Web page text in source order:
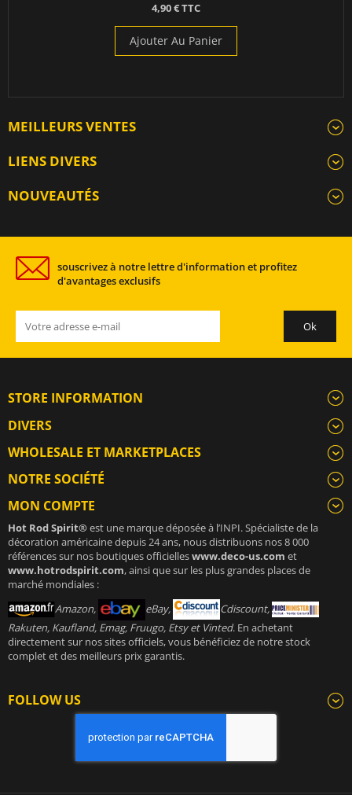
4,90 € TTC
Ajouter Au Panier
MEILLEURS VENTES
LIENS DIVERS
NOUVEAUTÉS
souscrivez à notre lettre d'information et profitez
d'avantages exclusifs
STORE INFORMATION
DIVERS
WHOLESALE ET MARKETPLACES
NOTRE SOCIÉTÉ
MON COMPTE
Hot Rod Spirit®est une marque déposée à l’INPI. Spécialiste de la
décoration américaine depuis 24 ans, nous distribuons nos 8 000
références sur nos boutiques officielleswww.deco-us.com et
www.hotrodspirit.com, ainsi que sur les plus grandes places de
marché mondiales :
Amazon,
eBay,
Cdiscount,
Rakuten, Kaufland, Emag, Fruugo, Etsy et Vinted. En achetant
directement sur nos sites officiels, vous bénéficiez de notre stock
complet et des meilleurs prix garantis.
FOLLOW US